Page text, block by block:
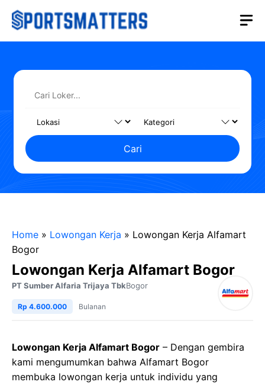
Langsung
Cari
Home » Lowongan Kerja » Lowongan Kerja Alfamart
Bogor
Lowongan Kerja Alfamart Bogor
PT Sumber Alfaria Trijaya TbkBogor
Rp 4.600.000 Bulanan
Lowongan Kerja Alfamart Bogor – Dengan gembira
kami mengumumkan bahwa Alfamart Bogor
membuka lowongan kerja untuk individu yang